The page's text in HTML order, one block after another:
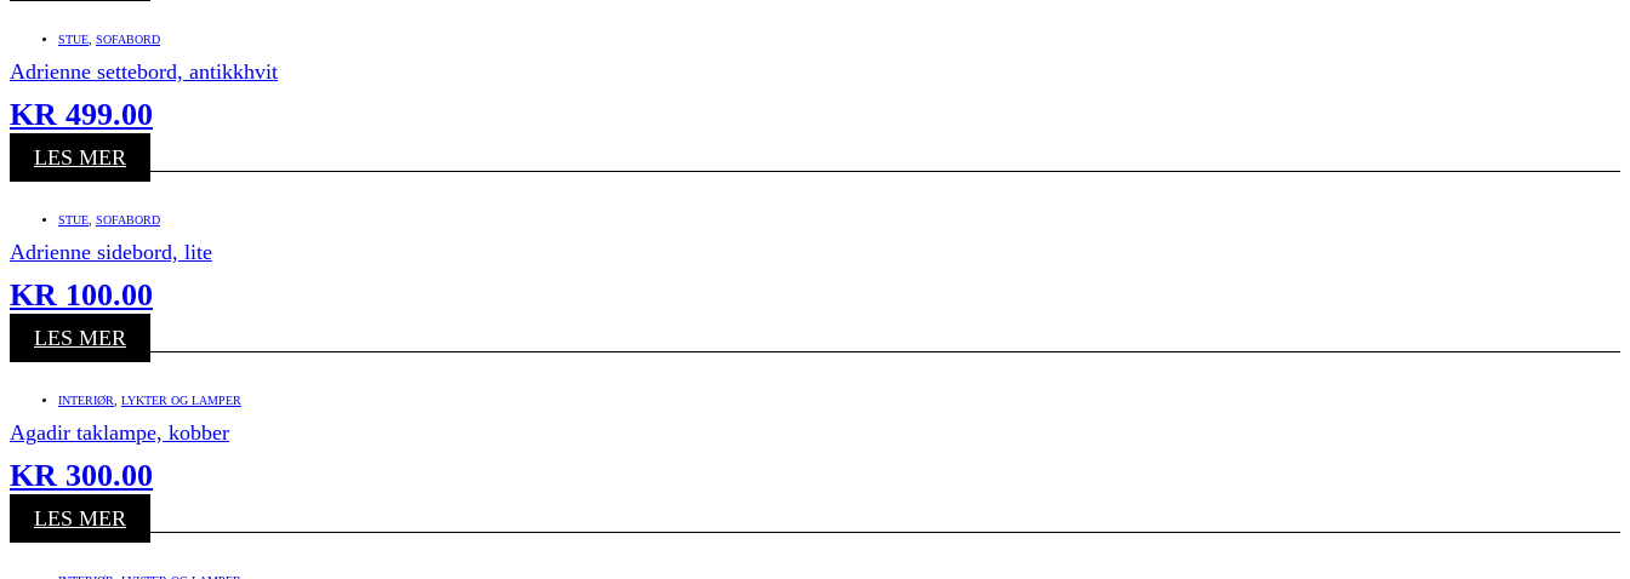
STUE SOFABORD
Adrienne settebord, antikkhvit
KR 499.00
LES MER
STUE SOFABORD
Adrienne sidebord, lite
KR 100.00
LES MER
INTERIØR LYKTER OG LAMPER
Agadir taklampe, kobber
KR 300.00
LES MER